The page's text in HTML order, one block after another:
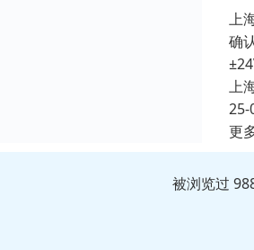
上
确
上
25-
更
被浏览过